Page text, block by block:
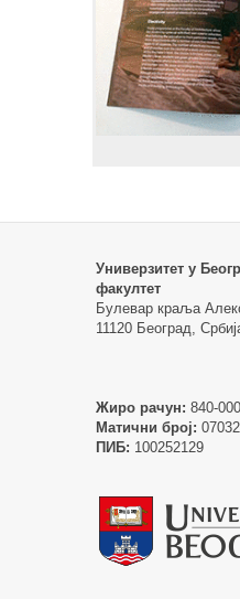
Универзитет у
факултет
Булевар краља
11120 Београд,
Жиро рачун: 840-
Матични број:
ПИБ: 100252129